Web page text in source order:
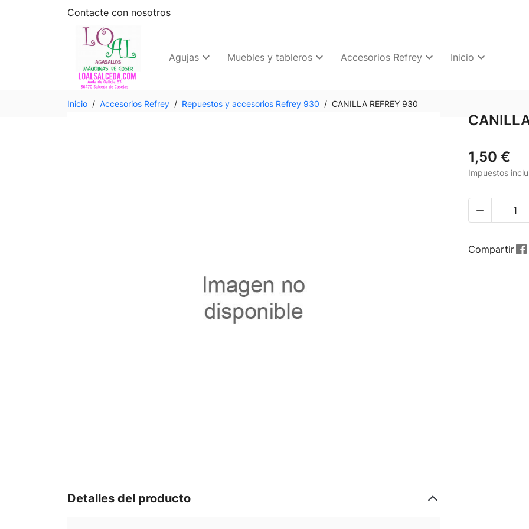
Contacte con nosotros
Agujas Muebles y tableros Accesorios Refrey Inicio
Inicio Accesorios Refrey Repuestos y accesorios Refrey 930 CANILLA REFREY 930
1,50 €
Impuestos

Compartir
Detalles del producto